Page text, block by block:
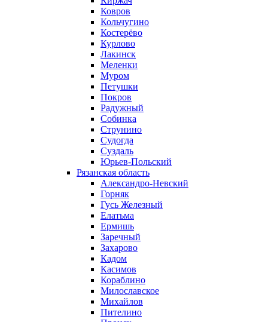
Ковров
Кольчугино
Костерёво
Курлово
Лакинск
Меленки
Муром
Петушки
Покров
Радужный
Собинка
Струнино
Судогда
Суздаль
Юрьев-Польский
Рязанская область
Александро-Невский
Горняк
Гусь Железный
Елатьма
Ермишь
Заречный
Захарово
Кадом
Касимов
Кораблино
Милославское
Михайлов
Пителино